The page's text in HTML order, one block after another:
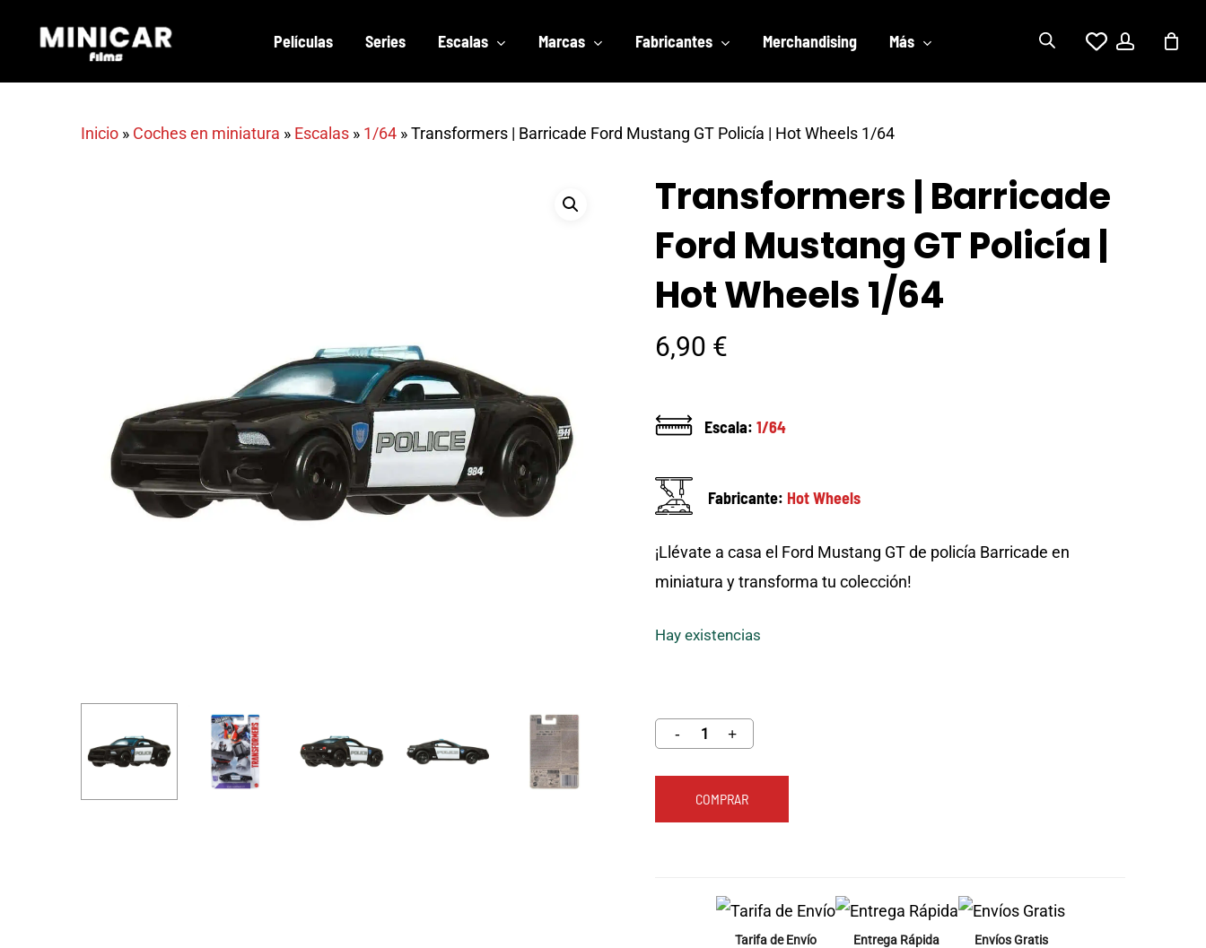
Películas Series Escalas Marcas Fabricantes Merchandising Más account
Inicio » Coches en miniatura » Escalas » 1/64 »Transformers | Barricade Ford Mustang GT Policía | Hot Wheels 1/64
Transformers | Barricade
Ford Mustang GT Policía |
Hot Wheels 1/64
6,90 €
Escala:1/64
Fabricante: Hot Wheels
¡Llévate a casa el Ford Mustang GT de policía Barricade en
miniatura y transforma tu colección!
Hay existencias
COMPRAR
Tarifa de Envío Entrega Rápida Envíos Gratis